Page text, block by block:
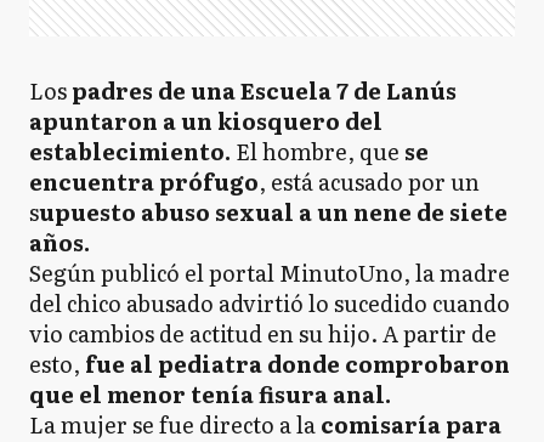
Lospadres de una Escuela 7 de Lanús
apuntaron a un kiosquero del
establecimiento. El hombre, que se
encuentra prófugo, está acusado por un
supuesto abuso sexual a un nene de siete
años.
Según publicó el portal MinutoUno, la madre
del chico abusado advirtió lo sucedido cuando
vio cambios de actitud en su hijo. A partir de
esto, fue al pediatra donde comprobaron
que el menor tenía fisura anal.
La mujer se fue directo a lacomisaría para